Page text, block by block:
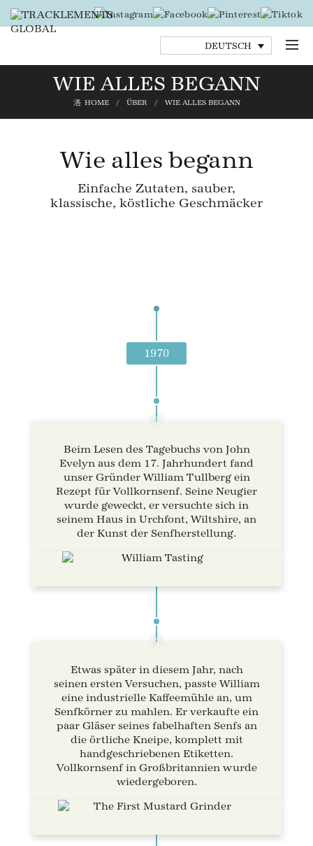
DEUTSCH
WIE ALLES BEGANN
HOME ÜBER WIE ALLES BEGANN
Wie alles begann
Einfache Zutaten, sauber,
klassische, köstliche Geschmäcker
1970
Beim Lesen des Tagebuchs von John
Evelyn aus dem 17. Jahrhundert fand
unser Gründer William Tullberg ein
Rezept für Vollkornsenf. Seine Neugier
wurde geweckt, er versuchte sich in
seinem Haus in Urchfont, Wiltshire, an
der Kunst der Senfherstellung.
Etwas später in diesem Jahr, nach
seinen ersten Versuchen, passte William
eine industrielle Kaffeemühle an, um
Senfkörner zu mahlen. Er verkaufte ein
paar Gläser seines fabelhaften Senfs an
die örtliche Kneipe, komplett mit
handgeschriebenen Etiketten.
Vollkornsenf in Großbritannien wurde
wiedergeboren.